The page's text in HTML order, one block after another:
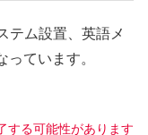
テム設置、英語メ
っています。
する可能性があります